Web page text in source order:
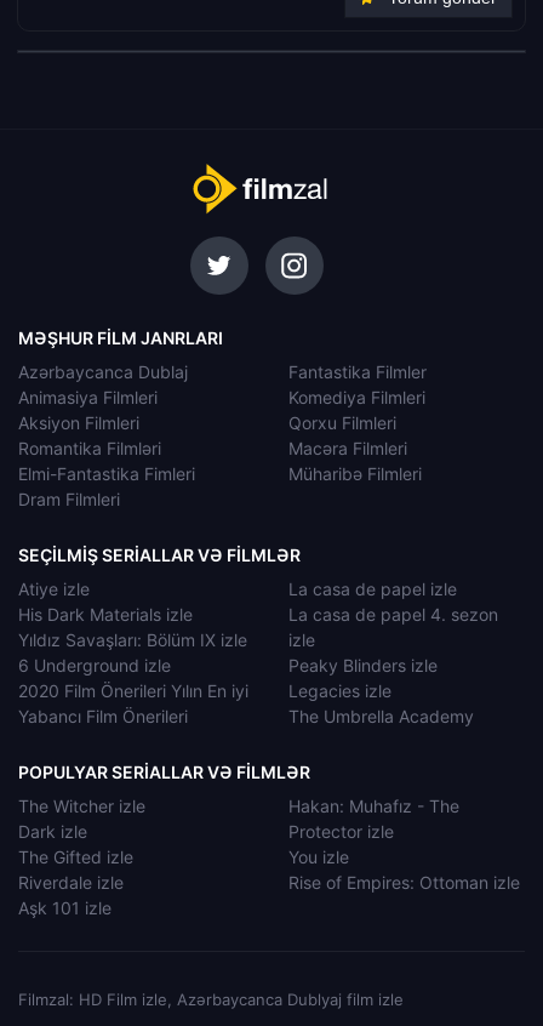
MƏŞHUR FILM JANRLARI
Azərbaycanca Dublaj
Animasiya Filmleri
Aksiyon Filmleri
Romantika Filmləri
Elmi-Fantastika Fimleri
Dram Filmleri
Fantastika Filmler
Komediya Filmleri
Qorxu Filmleri
Macəra Filmleri
Müharibə Filmleri
SEÇILMIŞ SERIALLAR VƏ FILMLƏR
Atiye izle
His Dark Materials izle
Yıldız Savaşları: Bölüm IX izle
6 Underground izle
2020 Film Önerileri Yılın En iyi
Yabancı Film Önerileri
La casa de papel izle
La casa de papel 4. sezon
izle
Peaky Blinders izle
Legacies izle
The Umbrella Academy
POPULYAR SERIALLAR VƏ FILMLƏR
The Witcher izle
Dark izle
The Gifted izle
Riverdale izle
Aşk 101 izle
Hakan: Muhafız - The
Protector izle
You izle
Rise of Empires: Ottoman izle
Filmzal: HD Film izle, Azərbaycanca Dublyaj film izle